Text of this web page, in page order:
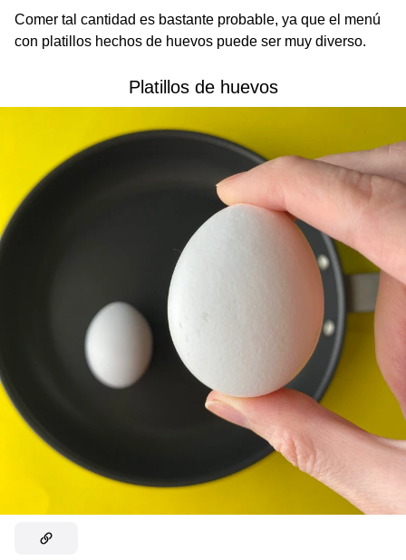
Comer tal cantidad es bastante probable, ya que el menú
con platillos hechos de huevos puede ser muy diverso.
Platillos de huevos